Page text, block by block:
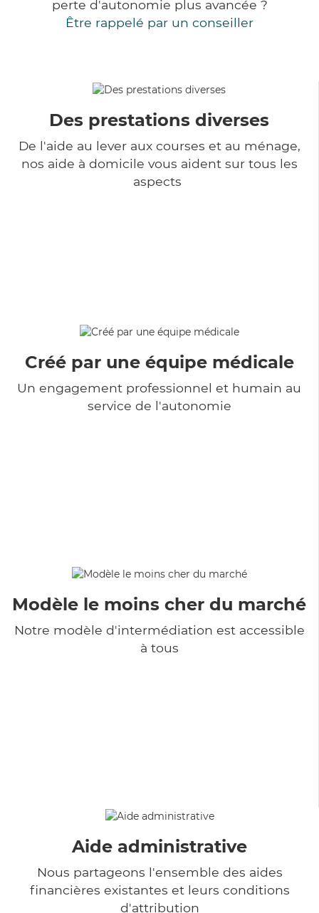
perte d'autonomie plus avancée ?
Être rappelé par un conseiller
Des prestations diverses
De l'aide au lever aux courses et au ménage,
nos aide à domicile vous aident sur tous les
aspects
Créé par une équipe médicale
Un engagement professionnel et humain au
service de l'autonomie
Modèle le moins cher du marché
Notre modèle d'intermédiation est accessible
à tous
Aide administrative
Nous partageons l'ensemble des aides
financières existantes et leurs conditions
d'attribution